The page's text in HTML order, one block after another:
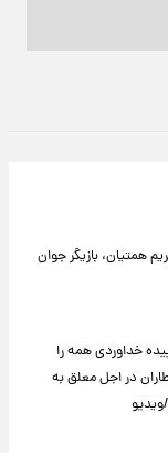
همتیان، بازیگر جوان
خداوردی همه را
در اجل معلق به